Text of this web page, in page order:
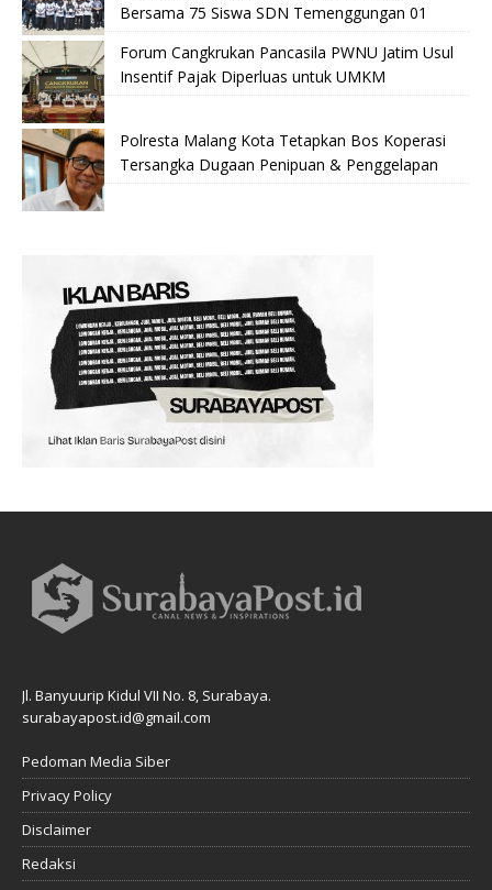
Bersama 75 Siswa SDN Temenggungan 01
Forum Cangkrukan Pancasila PWNU Jatim Usul
Insentif Pajak Diperluas untuk UMKM
Polresta Malang Kota Tetapkan Bos Koperasi
Tersangka Dugaan Penipuan & Penggelapan
Jl. Banyuurip Kidul VII No. 8, Surabaya.
surabayapost.id@gmail.com
Pedoman Media Siber
Privacy Policy
Disclaimer
Redaksi